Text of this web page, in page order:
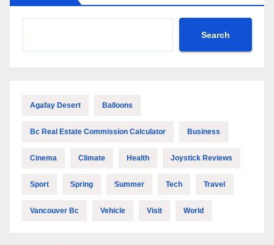
Search
Agafay Desert Balloons
Bc Real Estate Commission Calculator Business
Cinema Climate Health Joystick Reviews
Sport Spring Summer Tech Travel
Vancouver Bc Vehicle Visit World